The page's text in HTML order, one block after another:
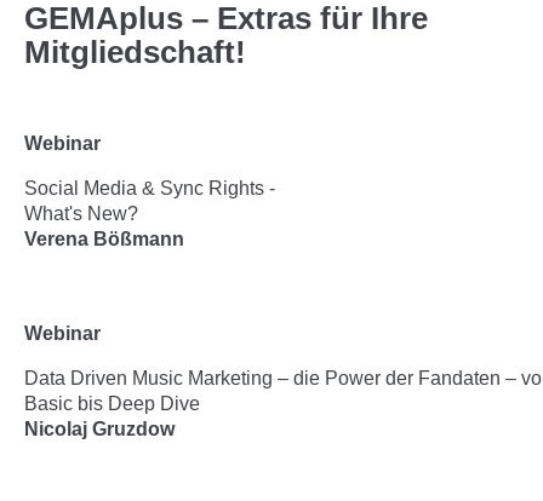
GEMAplus – Extras für Ihre
Mitgliedschaft!
Webinar
Social Media & Sync Rights -
What's New?
Verena Bößmann
Webinar
Data Driven Music Marketing – die Power der Fandaten –
Basic bis Deep Dive
Nicolaj Gruzdow